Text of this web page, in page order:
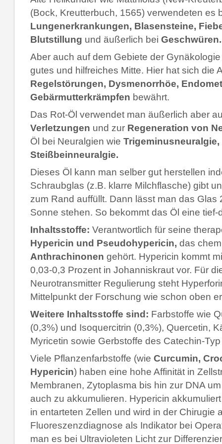
(Bock, Kreutterbuch, 1565) verwendeten es
Lungenerkrankungen, Blasensteine,
Blutstillung und äußerlich bei Geschwüren.
Aber auch auf dem Gebiete der
gutes und hilfreiches Mitte. Hier hat sich die
Regelstörungen, Dysmenorrhöe,
Gebärmutterkrämpfen bewährt.
Das Rot-Öl verwendet man äußerlich aber
Verletzungen und zurRegeneration von
Öl bei Neuralgien wie
Steißbeinneuralgie.
Dieses Öl kann man selber gut herstellen
Schraubglas (z.B. klarre Milchflasche) gibt
zum Rand auffüllt. Dann lässt man das Glas
Sonne stehen. So bekommt das Öl eine tief-
Inhaltsstoffe: Verantwortlich für seine
Hypericin und Pseudohypericin, das
Anthrachinonen gehört. Hypericin kommt
0,03-0,3 Prozent in Johanniskraut vor. Für
Neurotransmitter Regulierung steht
Mittelpunkt der Forschung wie schon oben
Weitere Inhaltsstoffe sind: Farbstoffe wie
(0,3%) und Isoquercitrin (0,3%), Quercetin,
Myricetin sowie Gerbstoffe des Catechin-
Viele Pflanzenfarbstoffe (wie Curcumin,
Hypericin) haben eine hohe Affinität in
Membranen, Zytoplasma bis hin zur DNA
auch zu akkumulieren. Hypericin
in entarteten Zellen und wird in der Chirugie
Fluoreszenzdiagnose als Indikator bei
man es bei Ultravioleten Licht zur